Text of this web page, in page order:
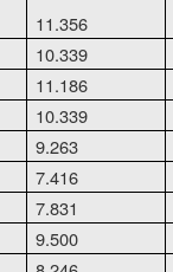
11.356
10.339
11.186
10.339
9.263
7.416
7.831
9.500